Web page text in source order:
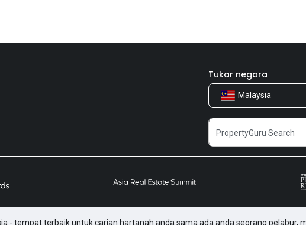
Tukar negara
Malaysia
- tempat terbaik untuk carian hartanah anda sama ada anda seorang pelabur,